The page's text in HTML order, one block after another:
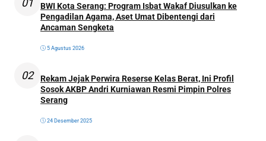
BWI Kota Serang: Program Isbat Wakaf Diusulkan ke
Pengadilan Agama, Aset Umat Dibentengi dari
Ancaman Sengketa
5 Agustus 2026
02
Rekam Jejak Perwira Reserse Kelas Berat, Ini Profil
Sosok AKBP Andri Kurniawan Resmi Pimpin Polres
Serang
24 Desember 2025